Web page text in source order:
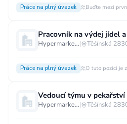
Práce na plný úvazek Buďte mezi
Pracovník na výdej jídel
Hypermarket - Opava| Těšínská
Práce na plný úvazek O tuto pozici je
Vedoucí týmu v
Hypermarket - Opava| Těšínská